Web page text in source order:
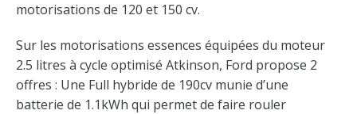
motorisations de 120 et 150 cv.
Sur les motorisations essences équipées du moteur
2.5 litres à cycle optimisé Atkinson, Ford propose 2
offres : Une Full hybride de 190cv munie d’une
batterie de 1.1kWh qui permet de faire rouler